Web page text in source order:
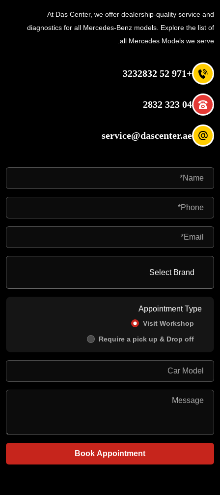
At Das Center, we offer dealership-quality service and
diagnostics for all Mercedes-Benz models. Explore the list of
all Mercedes Models we serve.
+971 52 3232832
04 323 2832
service@dascenter.ae
Appointment Type
Visit Workshop
Require a pick up & Drop off
Book Appointment